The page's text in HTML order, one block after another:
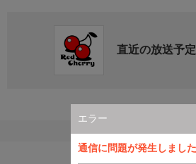
エラー
通信に問題が発生しまし
直近の放送予